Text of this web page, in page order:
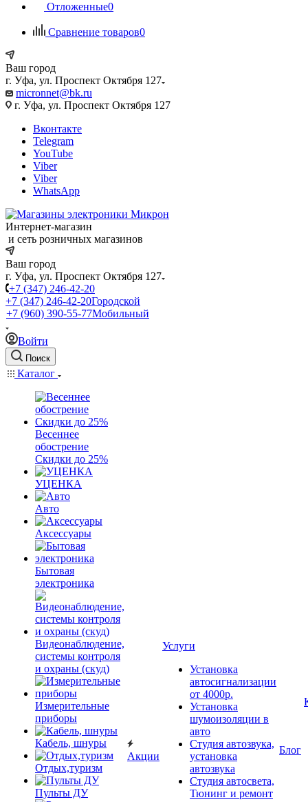
Отложенные0
Сравнение товаров0
Ваш город
г. Уфа, ул. Проспект Октября 127
micronnet@bk.ru
г. Уфа, ул. Проспект Октября 127
Вконтакте
Telegram
YouTube
Viber
Viber
WhatsApp
Интернет-магазин
и сеть розничных магазинов
Ваш город
г. Уфа, ул. Проспект Октября 127
+7 (347) 246-42-20
+7 (347) 246-42-20Городской
+7 (960) 390-55-77Мобильный
Войти
Поиск
Каталог
Весеннее
обострение
Скидки до 25%
УЦЕНКА
Авто
Аксессуары
Бытовая
электроника
Видеонаблюдение,
системы контроля
и охраны (скуд)
Измерительные
приборы
Кабель, шнуры
Отдых,туризм
Пульты ДУ
Акции
Услуги
Установка
автосигнализации
от 4000р.
Установка
шумоизоляции в
авто
Студия автозвука,
установка
автозвука
Студия автосвета,
Тюнинг и ремонт
Блог